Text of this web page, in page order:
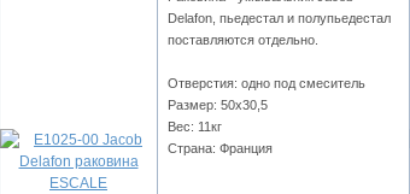
Delafon, пьедестал и полупьедестал
поставляются отдельно.
Отверстия: одно под смеситель
Размер: 50х30,5
Вес: 11кг
Страна: Франция